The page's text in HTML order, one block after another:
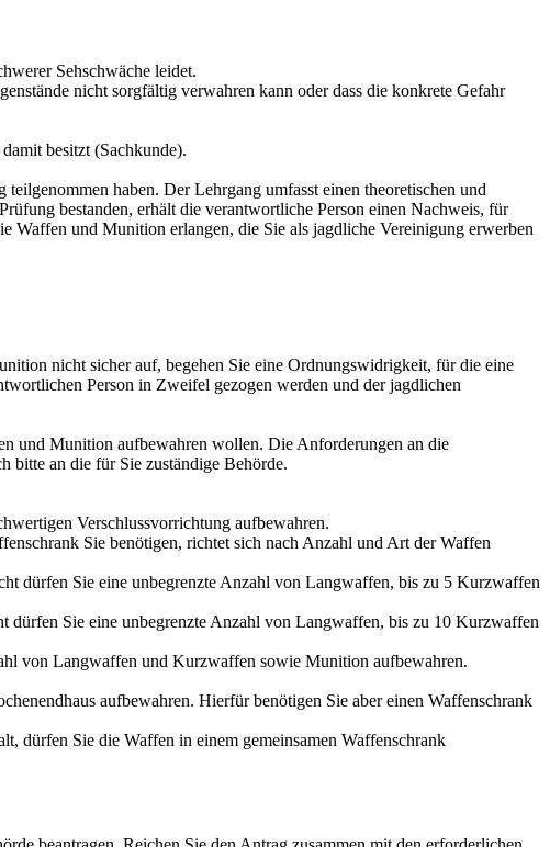
Sehschwäche leidet.
nicht sorgfältig verwahren kann oder dass die konkrete Gefahr
besitzt (Sachkunde).
haben. Der Lehrgang umfasst einen theoretischen und
bestanden, erhält die verantwortliche Person einen Nachweis, für
und Munition erlangen, die Sie als jagdliche Vereinigung erwerben
nicht sicher auf, begehen Sie eine Ordnungswidrigkeit, für die eine
Person in Zweifel gezogen werden und der jagdlichen
und Munition aufbewahren wollen. Die Anforderungen an die
bitte an die für Sie zuständige Behörde.
Verschlussvorrichtung aufbewahren.
Sie benötigen, richtet sich nach Anzahl und Art der Waffen
dürfen Sie eine unbegrenzte Anzahl von Langwaffen, bis zu 5 Kurzwaffen
Sie eine unbegrenzte Anzahl von Langwaffen, bis zu 10 Kurzwaffen
von Langwaffen und Kurzwaffen sowie Munition aufbewahren.
aufbewahren. Hierfür benötigen Sie aber einen Waffenschrank
dürfen Sie die Waffen in einem gemeinsamen Waffenschrank